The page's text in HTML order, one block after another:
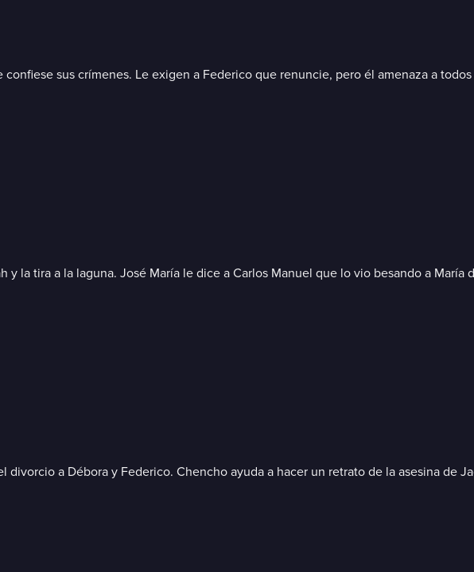
sus crímenes. Le exigen a Federico que renuncie, pero él amenaza a
y la tira a la laguna. José María le dice a Carlos Manuel que lo vio besando a
divorcio a Débora y Federico. Chencho ayuda a hacer un retrato de la asesina de